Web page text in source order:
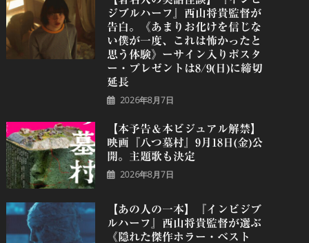
ジブルハーフ』⻄⼭将貴監督が
告白。《あまりお化けを信じな
い僕が一度、これは怖かったと
思う体験》ーサイン入りポスタ
ー・プレゼントは8/9(日)に締切
延長
2026年8月7日
【本予告＆本ビジュアル解禁】
映画『八つ墓村』9月18日(金)公
開。主題歌も決定
2026年8月7日
【あの人の一本】『インビジブ
ルハーフ』⻄⼭将貴監督が選ぶ
《隠れた傑作ホラー・ベスト